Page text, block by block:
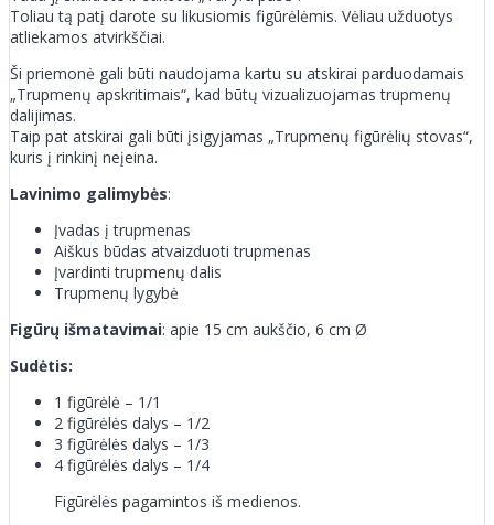
Toliau tą patį darote su likusiomis figūrėlėmis. Vėliau užduotys
atliekamos atvirkščiai.
Ši priemonė gali būti naudojama kartu su atskirai parduodamais
„Trupmenų apskritimais“, kad būtų vizualizuojamas trupmenų
dalijimas.
Taip pat atskirai gali būti įsigyjamas „Trupmenų figūrėlių stovas“,
kuris į rinkinį neįeina.
Lavinimo galimybės:
Įvadas į trupmenas
Aiškus būdas atvaizduoti trupmenas
Įvardinti trupmenų dalis
Trupmenų lygybė
Figūrų išmatavimai: apie 15 cm aukščio, 6 cm Ø
Sudėtis:
1 figūrėlė – 1/1
2 figūrėlės dalys – 1/2
3 figūrėlės dalys – 1/3
4 figūrėlės dalys – 1/4
Figūrėlės pagamintos iš medienos.